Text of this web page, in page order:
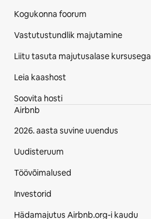
Kogukonna foorum
Vastutustundlik majutamine
Liitu tasuta majutusalase kursusega
Leia kaashost
Soovita hosti
Airbnb
2026. aasta suvine uuendus
Uudisteruum
Töövõimalused
Investorid
Hädamajutus Airbnb.org-i kaudu